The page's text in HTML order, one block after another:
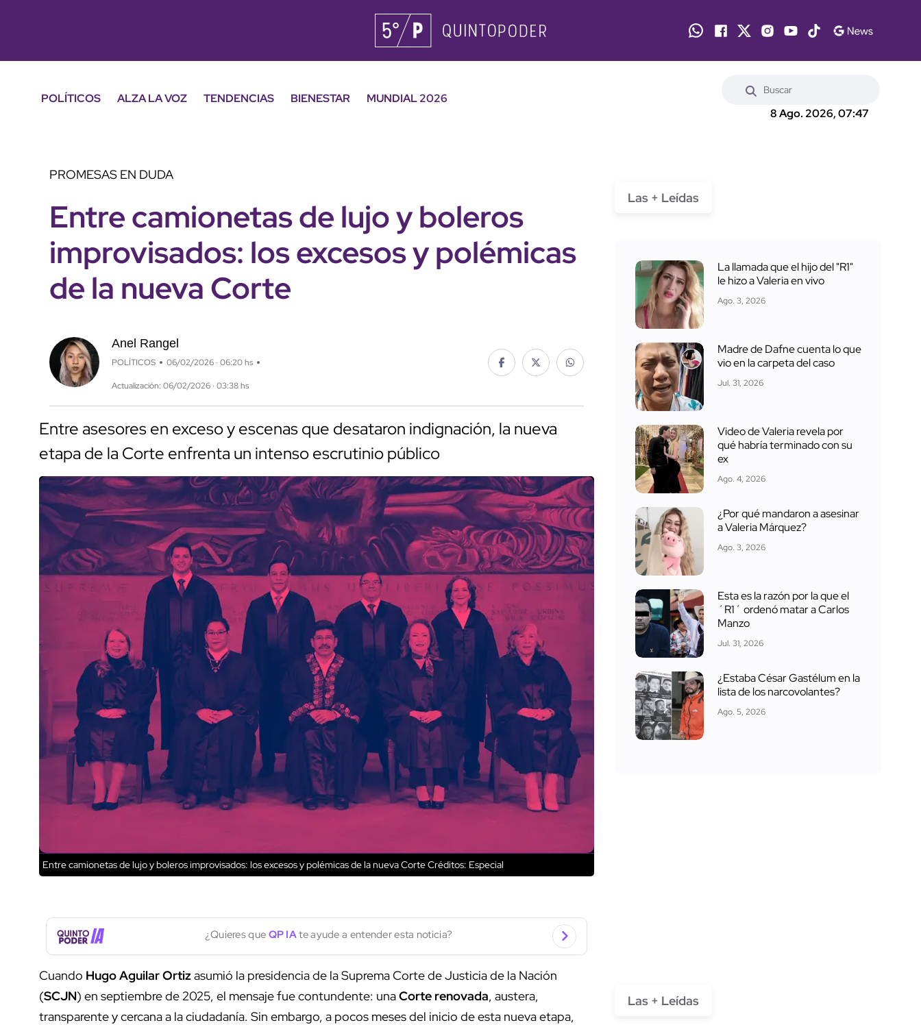
POLÍTICOS ALZA LA VOZ TENDENCIAS BIENESTAR
MUNDIAL 2026
8 Ago. 2026, 07:47
PROMESAS EN DUDA
Entre camionetas de lujo y boleros
improvisados: los excesos y polémicas
de la nueva Corte
Anel Rangel
POLÍTICOS 06/02/2026 · 06:20 hs
Actualización: 06/02/2026 · 03:38 hs
Entre asesores en exceso y escenas que desataron indignación, la nueva
etapa de la Corte enfrenta un intenso escrutinio público
Entre camionetas de lujo y boleros improvisados: los excesos y polémicas de la nueva CorteCréditos: Especial
¿Quieres que QP IAte ayude a entender esta noticia?
Cuando Hugo Aguilar Ortizasumió la presidencia de la Suprema Corte de Justicia de la Nación
(SCJN) en septiembre de 2025, el mensaje fue contundente: unaCorte renovada, austera,
transparente y cercana a la ciudadanía. Sin embargo, a pocos meses del inicio de esta nueva etapa,
Las + Leídas
La llamada que el hijo del "R1"
le hizo a Valeria en vivo
Ago. 3, 2026
Madre de Dafne cuenta lo que
vio en la carpeta del caso
Jul. 31, 2026
Video de Valeria revela por
qué habría terminado con su
ex
Ago. 4, 2026
¿Por qué mandaron a asesinar
a Valeria Márquez?
Ago. 3, 2026
Esta es la razón por la que el
´R1´ ordenó matar a Carlos
Manzo
Jul. 31, 2026
¿Estaba César Gastélum en la
lista de los narcovolantes?
Ago. 5, 2026
Las + Leídas